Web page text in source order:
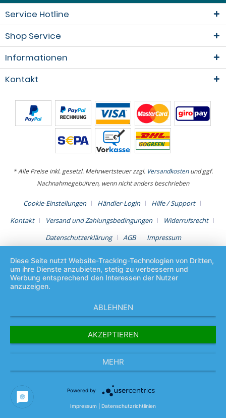
Service Hotline
Shop Service
Informationen
Kontakt
* Alle Preise inkl. gesetzl. Mehrwertsteuer zzgl. Versandkostenund ggf.
Nachnahmegebühren, wenn nicht anders beschrieben
Cookie-Einstellungen Händler-Login
Hilfe / Support
Kontakt
Versand und Zahlungsbedingungen
Widerrufsrecht
Datenschutzerklärung
AGB Impressum
Diese Seite nutzt Website-Tracking-Technologien von Dritten,
um ihre Dienste anzubieten, stetig zu verbessern und
Werbung entsprechend den Interessen der Nutzer
anzuzeigen.
ABLEHNEN
AKZEPTIEREN
MEHR
Powered by
Impressum Datenschutzrichtlinien